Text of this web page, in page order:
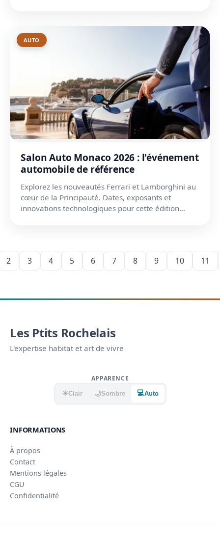
AUTO
Salon Auto Monaco 2026 : l'événement
automobile de référence
Explorez les nouveautés Ferrari et Lamborghini au
cœur de la Principauté. Dates, exposants et
innovations technologiques pour cette édition
2 3 4 5 6 7 8 9 10 11
Les Ptits Rochelais
L'expertise habitat et art de vivre
APPARENCE
☀️Clair 🌙Sombre 💻Auto
INFORMATIONS
À propos
Contact
Mentions légales
CGU
Confidentialité